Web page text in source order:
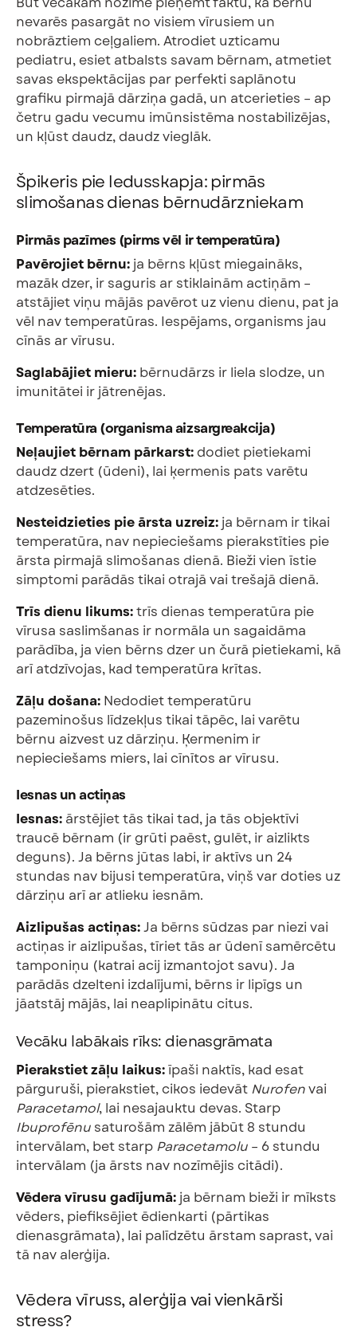
nevarēs pasargāt no visiem vīrusiem un
nobrāztiem ceļgaliem. Atrodiet uzticamu
pediatru, esiet atbalsts savam bērnam, atmetiet
savas ekspektācijas par perfekti saplānotu
grafiku pirmajā dārziņa gadā, un atcerieties – ap
četru gadu vecumu imūnsistēma nostabilizējas,
un kļūst daudz, daudz vieglāk.
Špikeris pie ledusskapja: pirmās
slimošanas dienas bērnudārzniekam
Pirmās pazīmes (pirms vēl ir temperatūra)
Pavērojiet bērnu: ja bērns kļūst miegaināks,
mazāk dzer, ir saguris ar stiklainām actiņām –
atstājiet viņu mājās pavērot uz vienu dienu, pat ja
vēl nav temperatūras. Iespējams, organisms jau
cīnās ar vīrusu.
Saglabājiet mieru: bērnudārzs ir liela slodze, un
imunitātei ir jātrenējas.
Temperatūra (organisma aizsargreakcija)
Neļaujiet bērnam pārkarst:dodiet pietiekami
daudz dzert (ūdeni), lai ķermenis pats varētu
atdzesēties.
Nesteidzieties pie ārsta uzreiz: ja bērnam ir tikai
temperatūra, nav nepieciešams pierakstīties pie
ārsta pirmajā slimošanas dienā. Bieži vien īstie
simptomi parādās tikai otrajā vai trešajā dienā.
Trīs dienu likums:trīs dienas temperatūra pie
vīrusa saslimšanas ir normāla un sagaidāma
parādība, ja vien bērns dzer un čurā pietiekami, kā
arī atdzīvojas, kad temperatūra krītas.
Zāļu došana: Nedodiet temperatūru
pazeminošus līdzekļus tikai tāpēc, lai varētu
bērnu aizvest uz dārziņu. Ķermenim ir
nepieciešams miers, lai cīnītos ar vīrusu.
Iesnas un actiņas
Iesnas: ārstējiet tās tikai tad, ja tās objektīvi
traucē bērnam (ir grūti paēst, gulēt, ir aizlikts
deguns). Ja bērns jūtas labi, ir aktīvs un 24
stundas nav bijusi temperatūra, viņš var doties uz
dārziņu arī ar atlieku iesnām.
Aizlipušas actiņas:Ja bērns sūdzas par niezi vai
actiņas ir aizlipušas, tīriet tās ar ūdenī samērcētu
tamponiņu (katrai acij izmantojot savu). Ja
parādās dzelteni izdalījumi, bērns ir lipīgs un
jāatstāj mājās, lai neaplipinātu citus.
Vecāku labākais rīks: dienasgrāmata
Pierakstiet zāļu laikus:īpaši naktīs, kad esat
pārguruši, pierakstiet, cikos iedevāt Nurofenvai
Paracetamol, lai nesajauktu devas. Starp
Ibuprofēnu saturošām zālēm jābūt 8 stundu
intervālam, bet starp Paracetamolu – 6 stundu
intervālam (ja ārsts nav nozīmējis citādi).
Vēdera vīrusu gadījumā: ja bērnam bieži ir mīksts
vēders, piefiksējiet ēdienkarti (pārtikas
dienasgrāmata), lai palīdzētu ārstam saprast, vai
tā nav alerģija.
Vēdera vīruss, alerģija vai vienkārši
stress?